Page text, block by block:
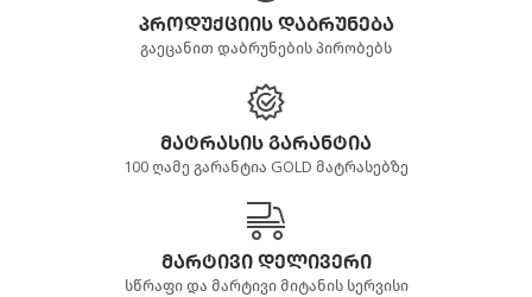
პროდუქციის დაბრუნება
გაეცანით დაბრუნების პირობებს
მატრასის გარანტია
100 ღამე გარანტია GOLD მატრასებზე
მარტივი დელივერი
სწრაფი და მარტივი მიტანის სერვისი